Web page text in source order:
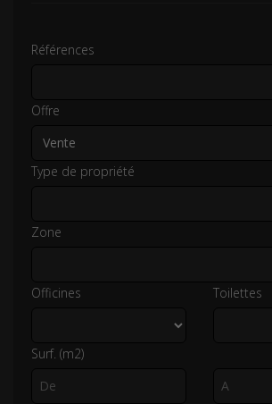
Références
Offre
Type de propriété
Zone
Officines Toilettes
Surf. (m2)